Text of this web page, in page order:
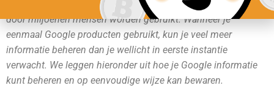
Daarnaast heeft het veel online producten geïntroduceerd die
door miljoenen mensen worden gebruikt. Wanneer je
eenmaal Google producten gebruikt, kun je veel meer
informatie beheren dan je wellicht in eerste instantie
verwacht. We leggen hieronder uit hoe je Google informatie
kunt beheren en op eenvoudige wijze kan bewaren.